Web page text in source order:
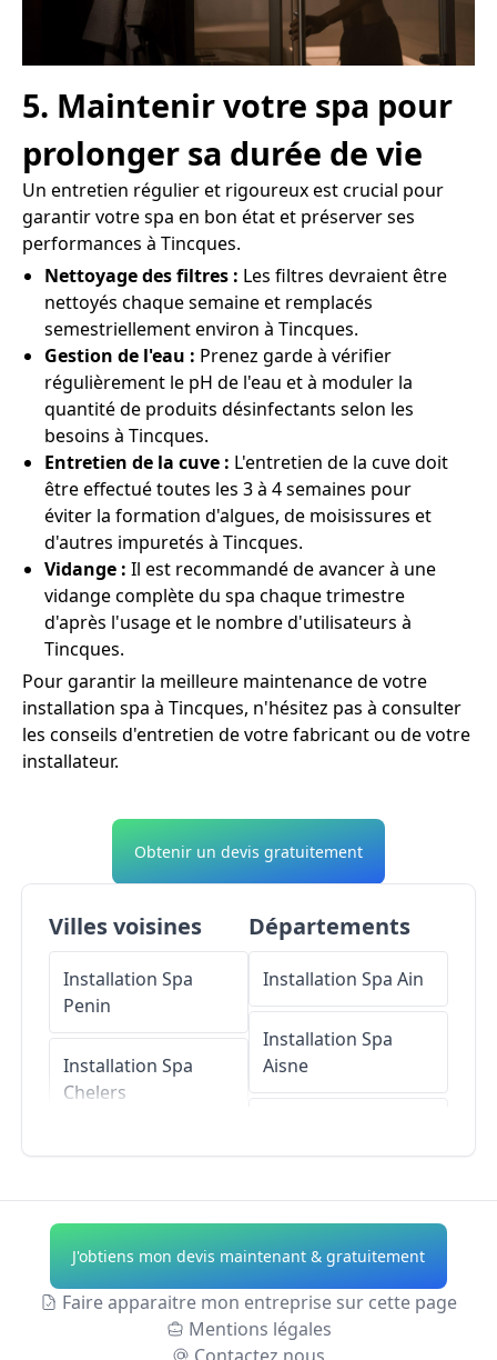
5. Maintenir votre spa pour
prolonger sa durée de vie
Un entretien régulier et rigoureux est crucial pour
garantir votre spa en bon état et préserver ses
performances à Tincques.
Nettoyage des filtres : Les filtres devraient être
nettoyés chaque semaine et remplacés
semestriellement environ à Tincques.
Gestion de l'eau : Prenez garde à vérifier
régulièrement le pH de l'eau et à moduler la
quantité de produits désinfectants selon les
besoins à Tincques.
Entretien de la cuve : L'entretien de la cuve doit
être effectué toutes les 3 à 4 semaines pour
éviter la formation d'algues, de moisissures et
d'autres impuretés à Tincques.
Vidange : Il est recommandé de avancer à une
vidange complète du spa chaque trimestre
d'après l'usage et le nombre d'utilisateurs à
Tincques.
Pour garantir la meilleure maintenance de votre
installation spa à Tincques, n'hésitez pas à consulter
les conseils d'entretien de votre fabricant ou de votre
installateur.
Obtenir un devis gratuitement
Villes voisines
Installation Spa
Penin
Installation Spa
Chelers
Installation Spa
Bailleul-aux-
Cornailles
Installation Spa
Départements
Installation Spa Ain
Installation Spa
Aisne
Allier
Provence
Installation Spa
Hautes-Alpes
J'obtiens mon devis maintenant & gratuitement
Faire apparaitre mon entreprise sur cette page
Mentions légales